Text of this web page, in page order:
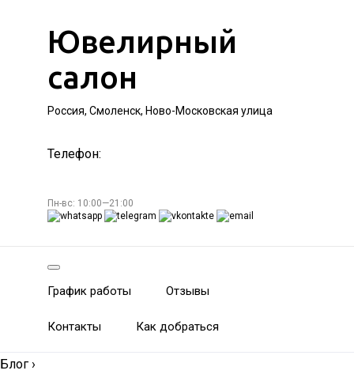
Ювелирный
салон
Россия, Смоленск, Ново-Московская улица
Телефон:
Пн-вс: 10:00—21:00
График работы Отзывы
Контакты Как добраться
Блог ›